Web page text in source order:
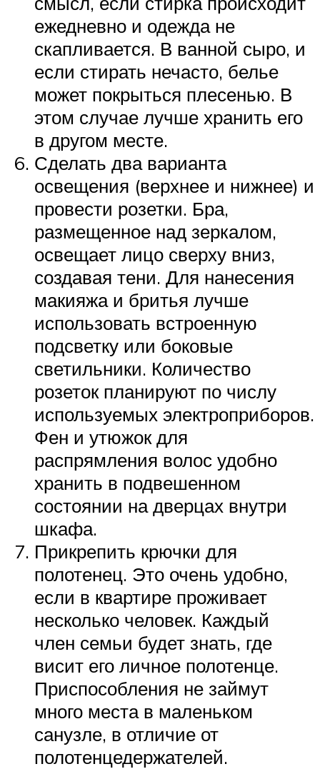
ежедневно и одежда не
скапливается. В ванной сыро, и
если стирать нечасто, белье
может покрыться плесенью. В
этом случае лучше хранить его
в другом месте.
Сделать два варианта
освещения (верхнее и нижнее) и
провести розетки. Бра,
размещенное над зеркалом,
освещает лицо сверху вниз,
создавая тени. Для нанесения
макияжа и бритья лучше
использовать встроенную
подсветку или боковые
светильники. Количество
розеток планируют по числу
используемых электроприборов.
Фен и утюжок для
распрямления волос удобно
хранить в подвешенном
состоянии на дверцах внутри
шкафа.
Прикрепить крючки для
полотенец. Это очень удобно,
если в квартире проживает
несколько человек. Каждый
член семьи будет знать, где
висит его личное полотенце.
Приспособления не займут
много места в маленьком
санузле, в отличие от
полотенцедержателей.